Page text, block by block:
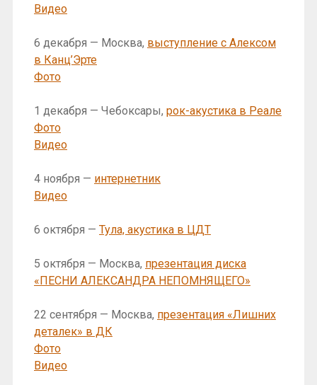
Видео
6 декабря — Москва, выступление с Алексом
в Канц’Эрте
Фото
1 декабря — Чебоксары, рок-акустика в Реале
Фото
Видео
4 ноября — интернетник
Видео
6 октября — Тула, акустика в ЦДТ
5 октября — Москва, презентация диска
«ПЕСНИ АЛЕКСАНДРА НЕПОМНЯЩЕГО»
22 сентября — Москва, презентация «Лишних
деталек» в ДК
Фото
Видео